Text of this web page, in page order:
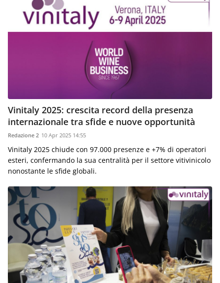
aggiornamenti
quotidiani
beverage,
catering
e
quotidiani
sul
mondo
dell'alimentazione,
consumi
fuoricasa,
del
Food
Service
e
le
novità
CONTATTI
Vinitaly 2025: crescita record della presenza
internazionale tra sfide e nuove opportunità
Redazione 2 10 Apr 2025 14:55
Vinitaly 2025 chiude con 97.000 presenze e +7% di operatori
esteri, confermando la sua centralità per il settore vitivinicolo
nonostante le sfide globali.